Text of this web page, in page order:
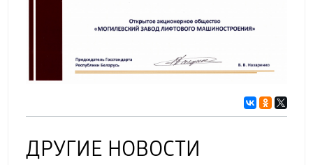
ДРУГИЕ НОВОСТИ